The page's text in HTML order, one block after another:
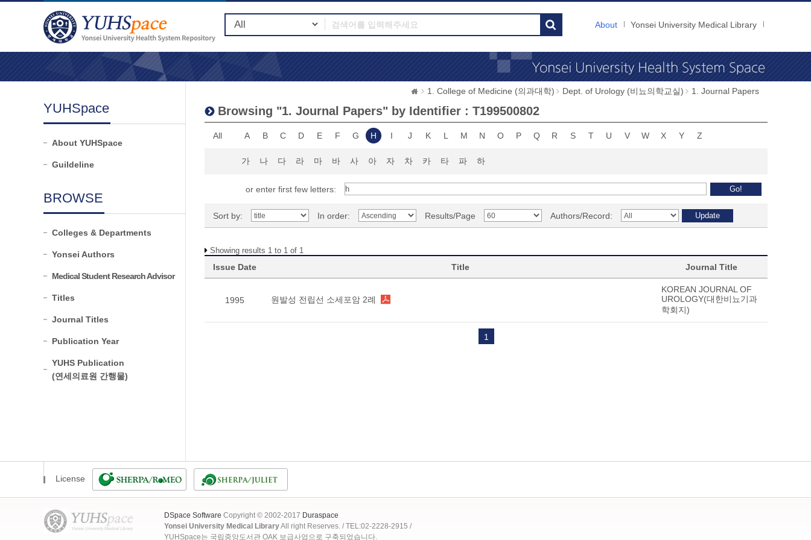
About Yonsei University Medical Library
YUHSpace
About YUHSpace
Guildeline
BROWSE
Colleges & Departments
Yonsei Authors
Medical Student Research Advisor
Titles
Journal Titles
Publication Year
YUHS Publication
(연세의료원 간행물)
1. College of Medicine (의과대학) Dept. of Urology (비뇨의학교실) 1. Journal Papers
Browsing "1. Journal Papers" by Identifier : T199500802
All A B C D E F G H I J K L M N O P Q R S T U V W X Y Z
가 나 다 라 마 바 사 아 자 차 카 타 파 하
or enter first few letters:
Sort by: In order: Results/Page Authors/Record:
Showing results 1 to 1 of 1
Issue Date Title Journal Title
1995 원발성 전립선 소세포암 2례
KOREAN JOURNAL OF
UROLOGY(대한비뇨기과
학회지)
1
License
DSpace Software Copyright © 2002-2017 Duraspace
Yonsei University Medical LibraryAll right Reserves. / TEL:02-2228-2915 /
YUHSpace는 국립중앙도서관 OAK 보급사업으로 구축되었습니다.